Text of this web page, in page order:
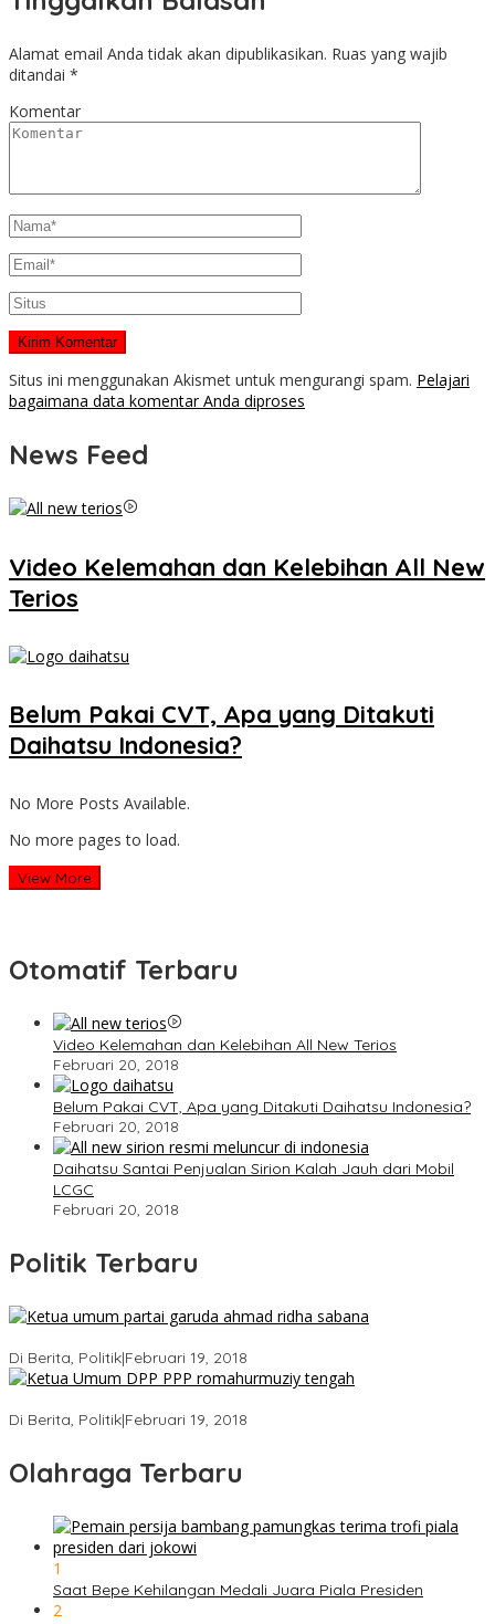
Alamat email Anda tidak akan dipublikasikan. Ruas yang wajib
ditandai *
Komentar
Situs ini menggunakan Akismet untuk mengurangi spam. Pelajari
bagaimana data komentar Anda diproses
News Feed
Video Kelemahan dan Kelebihan All New
Terios
Belum Pakai CVT, Apa yang Ditakuti
Daihatsu Indonesia?
No More Posts Available.
No more pages to load.
View More
Otomatif Terbaru
Video Kelemahan dan Kelebihan All New Terios
Februari 20, 2018
Belum Pakai CVT, Apa yang Ditakuti Daihatsu Indonesia?
Februari 20, 2018
Daihatsu Santai Penjualan Sirion Kalah Jauh dari Mobil
LCGC
Februari 20, 2018
Politik Terbaru
Di Berita, Politik|Februari 19, 2018
Di Berita, Politik|Februari 19, 2018
Olahraga Terbaru
1
Saat Bepe Kehilangan Medali Juara Piala Presiden
2